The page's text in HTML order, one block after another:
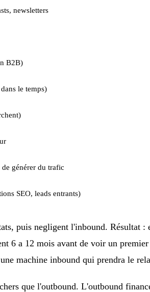
newsletters
B2B)
le temps)
générer du trafic
SEO, leads entrants)
puis negligent l'inbound. Résultat :
6 a 12 mois avant de voir un
machine inbound qui prendra le
que l'outbound. L'outbound